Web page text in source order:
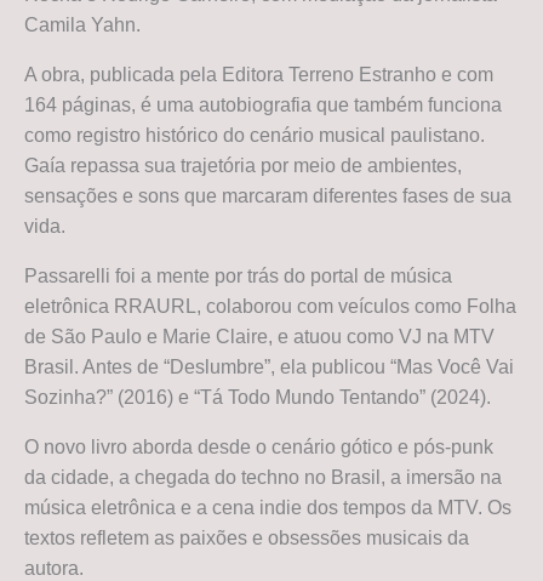
Camila Yahn.
A obra, publicada pela Editora Terreno Estranho e com
164 páginas, é uma autobiografia que também funciona
como registro histórico do cenário musical paulistano.
Gaía repassa sua trajetória por meio de ambientes,
sensações e sons que marcaram diferentes fases de sua
vida.
Passarelli foi a mente por trás do portal de música
eletrônica RRAURL, colaborou com veículos como Folha
de São Paulo e Marie Claire, e atuou como VJ na MTV
Brasil. Antes de “Deslumbre”, ela publicou “Mas Você Vai
Sozinha?” (2016) e “Tá Todo Mundo Tentando” (2024).
O novo livro aborda desde o cenário gótico e pós-punk
da cidade, a chegada do techno no Brasil, a imersão na
música eletrônica e a cena indie dos tempos da MTV. Os
textos refletem as paixões e obsessões musicais da
autora.